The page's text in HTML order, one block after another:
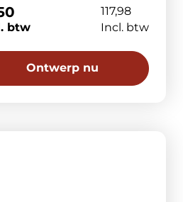
btw
117,98
Incl. btw
Ontwerp nu